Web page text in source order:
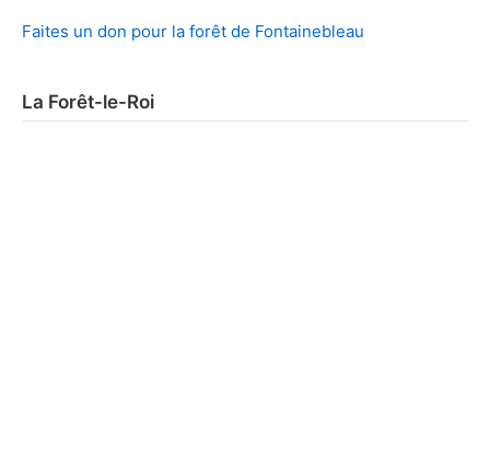
Faites un don pour la forêt de Fontainebleau
La Forêt-le-Roi